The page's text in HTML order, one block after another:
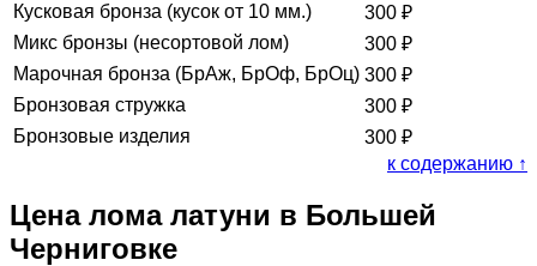
Кусковая бронза (кусок от 10 мм.)
300 ₽
Микс бронзы (несортовой лом)
300 ₽
Марочная бронза (БрАж, БрОф, БрОц) 300 ₽
Бронзовая стружка
300 ₽
Бронзовые изделия
300 ₽
к содержанию ↑
Цена лома латуни в Большей
Черниговке